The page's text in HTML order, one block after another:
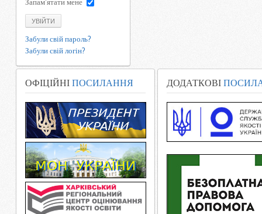
Запам'ятати мене
УВІЙТИ
Забули свій пароль?
Забули свій логін?
ОФІЦІЙНІ ПОСИЛАННЯ ДОДАТКОВІ